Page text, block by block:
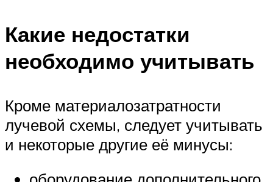
Какие недостатки
необходимо учитывать
Кроме материалозатратности
лучевой схемы, следует учитывать
и некоторые другие её минусы: